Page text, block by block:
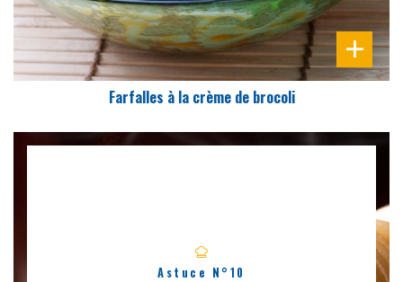
Farfalles à la crème de brocoli
Astuce N°10